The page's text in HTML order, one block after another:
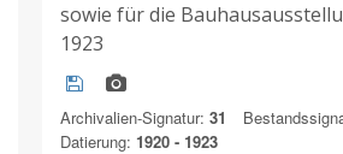
sowie für die
1923
Archivalien-Signatur: 31
Datierung: 1920 - 1923